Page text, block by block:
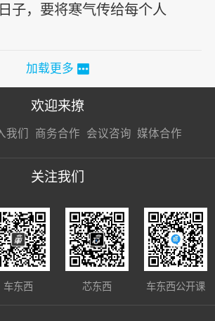
子，要将寒气传给每个人
加载更多
欢迎来撩
我们
简历
商务合作
接开聊
会议咨询 媒体合作
接开聊
关注我们
车东西 芯东西 车东西公开课